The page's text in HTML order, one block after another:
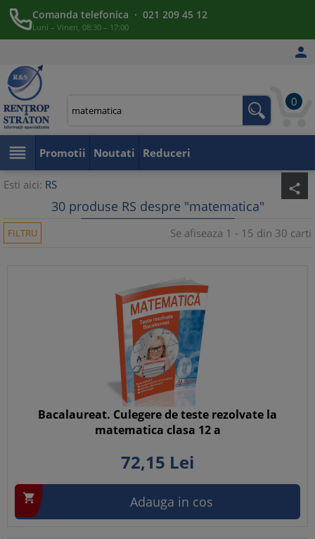
Comanda telefonica · 021 209 45 12
Luni – Vineri, 08:30 – 17:00

0
 Promotii Noutati Reduceri
Esti aici: RS share
30 produse RS despre "matematica"
FILTRU Se afiseaza 1 - 15 din 30 carti
Bacalaureat. Culegere de teste rezolvate la
matematica clasa 12 a
72,15 Lei
 Adauga in cos